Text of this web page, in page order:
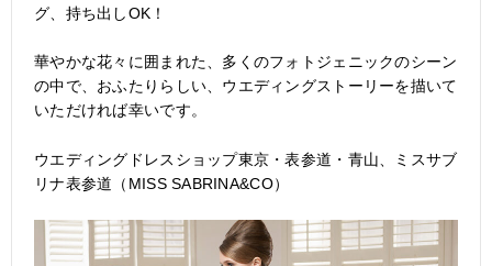
グ、持ち出しOK！
華やかな花々に囲まれた、多くのフォトジェニックのシーン
の中で、おふたりらしい、ウエディングストーリーを描いて
いただければ幸いです。
ウエディングドレスショップ東京・表参道・青山、ミスサブ
リナ表参道（MISS SABRINA&CO）